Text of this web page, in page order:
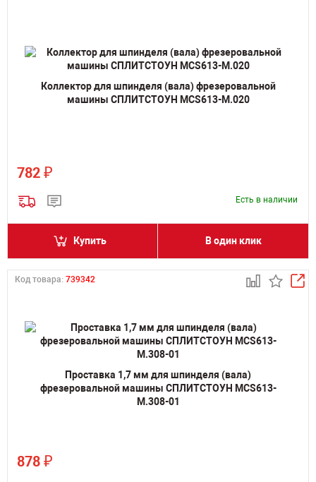
Коллектор для шпинделя (вала) фрезеровальной
машины СПЛИТСТОУН MCS613-M.020
782 ₽
Есть в наличии
Купить В один клик
Код товара: 739342
Проставка 1,7 мм для шпинделя (вала)
фрезеровальной машины СПЛИТСТОУН MCS613-
M.308-01
878 ₽